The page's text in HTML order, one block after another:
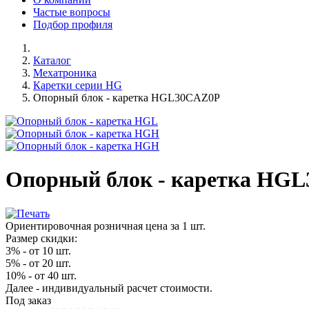
Частые вопросы
Подбор профиля
Каталог
Мехатроника
Каретки серии HG
Опорный блок - каретка HGL30CAZ0P
Опорный блок - каретка
Ориентировочная розничная цена за 1 шт.
Размер скидки:
3% - от 10 шт.
5% - от 20 шт.
10% - от 40 шт.
Далее - индивидуальный расчет стоимости.
Под заказ